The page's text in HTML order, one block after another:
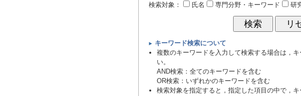
検索対象：
氏名 専門分野・キーワード 研
キーワード検索について
複数のキーワードを入力して検索する場合は，
い。
AND検索：全てのキーワードを含む
OR検索：いずれかのキーワードを含む
検索対象を指定すると，指定した項目の中で，キ